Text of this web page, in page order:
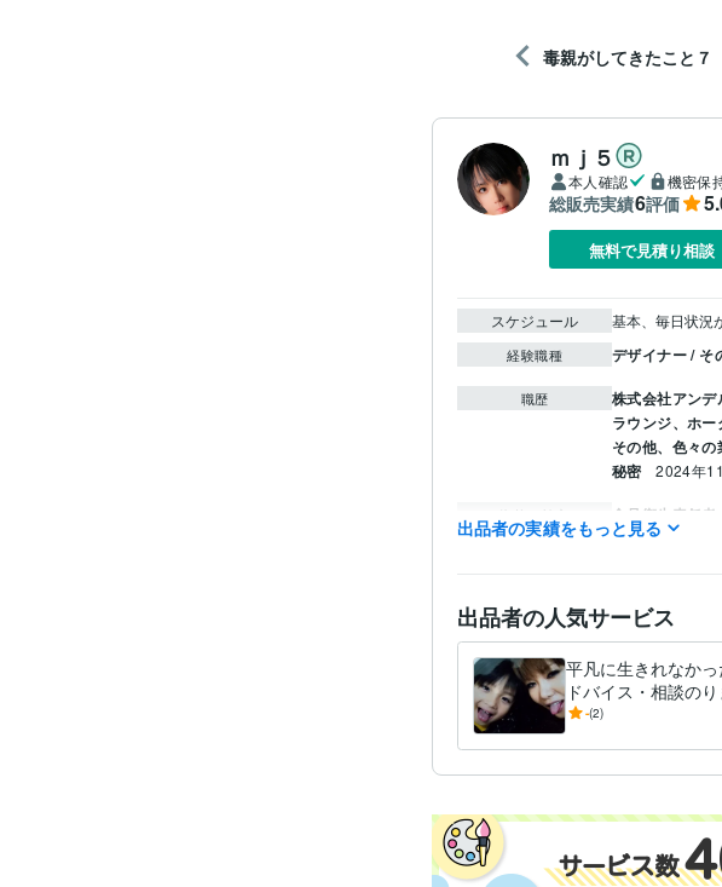
毒親がしてきたこと７
ｍｊ５
本人確認 機密保
総販売実績6評価
無料で見積り相談
スケジュール 基本、毎日状況
経験職種 デザイナー / そ
職歴 株式会社アンデ
ラウンジ、ホー
その他、色々の
秘密 2024年
資格・検定 食品衛生責任者
悩み相談・カウ
家庭・子育て・
出品者の実績をもっと見る
出品者の人気サービス
平凡に生きれなか
ドバイス・相談の
ん底に落とされて
-(2)